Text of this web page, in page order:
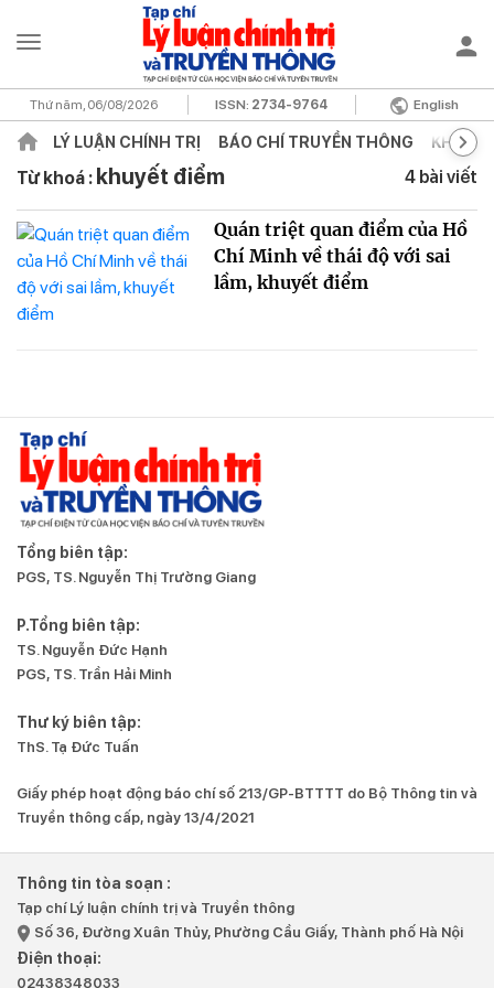
Thứ năm, 06/08/2026 ISSN: 2734-9764 English
LÝ LUẬN CHÍNH TRỊ BÁO CHÍ TRUYỀN THÔNG KHOA
Từ khoá : khuyết điểm 4 bài viết
Quán triệt quan điểm của Hồ
Chí Minh về thái độ với sai
lầm, khuyết điểm
Tổng biên tập:
PGS, TS. Nguyễn Thị Trường Giang
P.Tổng biên tập:
TS. Nguyễn Đức Hạnh
PGS, TS. Trần Hải Minh
Thư ký biên tập:
ThS. Tạ Đức Tuấn
Giấy phép hoạt động báo chí số 213/GP-BTTTT do Bộ Thông tin và
Truyền thông cấp, ngày 13/4/2021
Thông tin tòa soạn :
Tạp chí Lý luận chính trị và Truyền thông
Số 36, Đường Xuân Thủy, Phường Cầu Giấy, Thành phố Hà Nội
Điện thoại:
02438348033